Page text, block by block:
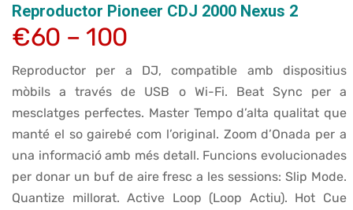
Reproductor Pioneer CDJ 2000 Nexus 2
€60 – 100
Reproductor per a DJ, compatible amb dispositius
mòbils a través de USB o Wi-Fi. Beat Sync per a
mesclatges perfectes. Master Tempo d’alta qualitat que
manté el so gairebé com l’original. Zoom d’Onada per a
una informació amb més detall. Funcions evolucionades
per donar un buf de aire fresc a les sessions: Slip Mode.
Quantize millorat. Active Loop (Loop Actiu). Hot Cue